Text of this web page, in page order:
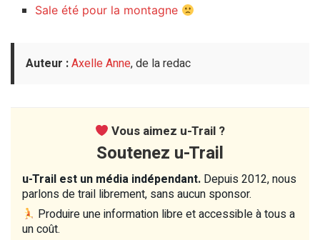
Sale été pour la montagne
Auteur :Axelle Anne, de la redac
Vous aimez u-Trail ?
Soutenez u-Trail
u-Trail est un média indépendant. Depuis 2012, nous
parlons de trail librement, sans aucun sponsor.
Produire une information libre et accessible à tous a
un coût.